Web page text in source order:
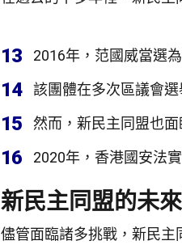
13 2016年，范國威當選
14 該團體在多次區議會
15 然而，新民主同盟也
16 2020年，香港國安法
新民主同盟的未
儘管面臨諸多挑戰，新民